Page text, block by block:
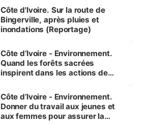
(Alassane Ouattara
Côte d'Ivoire. Sur la route de
Bingerville, après pluies et
inondations (Reportage)
Côte d’Ivoire - Environnement.
Quand les forêts sacrées
inspirent dans les actions de
Côte d’Ivoire - Environnement.
Donner du travail aux jeunes et
aux femmes pour assurer la